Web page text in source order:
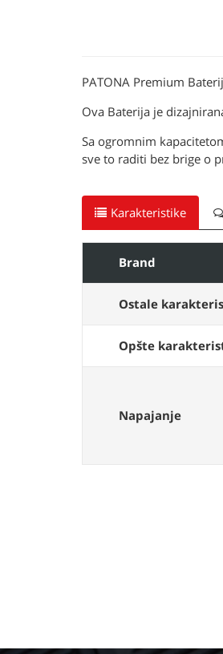
PATONA Premium
Ova Baterija je
Sa ogromnim
sve to raditi bez brige o
Karakteristike
Brand
Ostale
Opšte
Napajanje